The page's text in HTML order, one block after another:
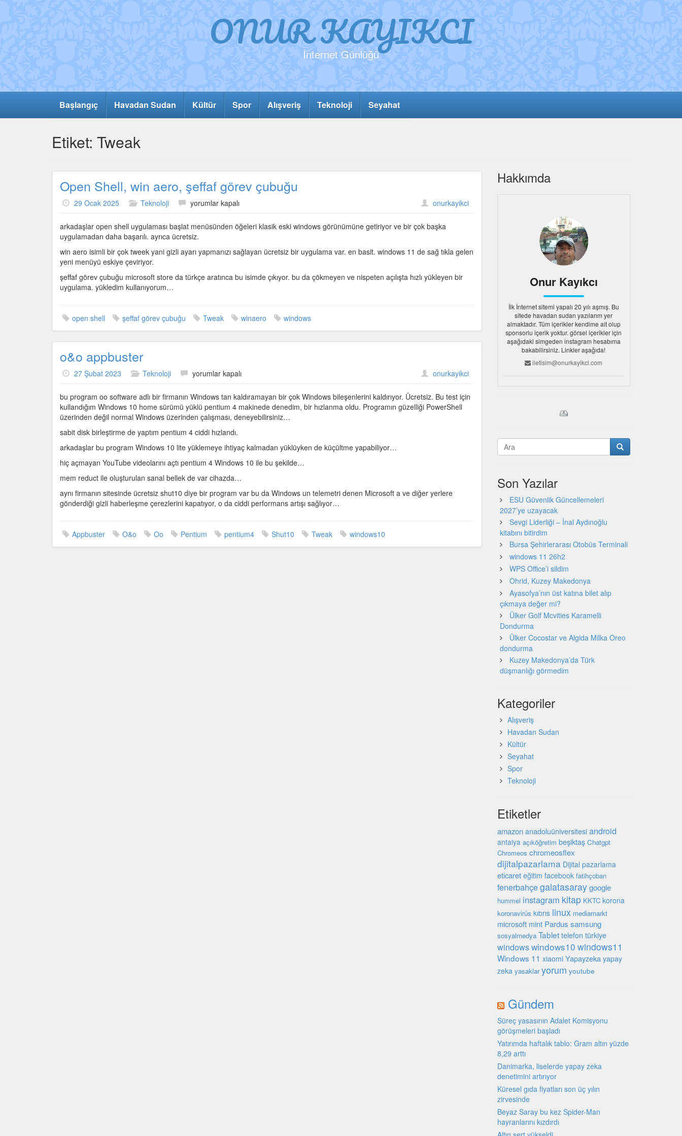
ONUR KAYIKCI
İnternet Günlüğü
Başlangıç Havadan Sudan Kültür Spor Alışveriş Teknoloji Seyahat
Etiket: Tweak
Open Shell, win aero, şeffaf görev çubuğu
29 Ocak 2025 Teknoloji
Open
win
aero,
görev
için
yorumlar kapalı onurkayikci
arkadaşlar open shell uygulaması başlat menüsünden öğeleri klasik eski windows görünümüne getiriyor ve bir çok başka
uygulamadan daha başarılı. ayrıca ücretsiz.
win aero isimli bir çok tweek yani gizli ayarı yapmanızı sağlayan ücretsiz bir uygulama var. en basit. windows 11 de sağ tıkla gelen
yeni menüyü eskiye çeviriyor.
şeffaf görev çubuğu microsoft store da türkçe aratınca bu isimde çıkıyor. bu da çökmeyen ve nispeten açılışta hızlı yükleyen bir
uygulama. yükledim kullanıyorum…
open shell şeffaf görev çubuğu Tweak winaero windows
o&o appbuster
27 Şubat 2023 Teknoloji
o&o
için
yorumlar kapalı onurkayikci
bu program oo software adlı bir firmanın Windows tan kaldıramayan bir çok Windows bileşenlerini kaldırıyor. Ücretsiz. Bu test için
kullandığım Windows 10 home sürümü yüklü pentium 4 makinede denedim, bir hızlanma oldu. Programın güzelliği PowerShell
üzerinden değil normal Windows üzerinden çalışması, deneyebilirsiniz…
sabit disk birleştirme de yaptım pentium 4 ciddi hızlandı.
arkadaşlar bu program Windows 10 lite yüklemeye ihtiyaç kalmadan yüklüyken de küçültme yapabiliyor…
hiç açmayan YouTube videolarını açtı pentium 4 Windows 10 ile bu şekilde…
mem reduct ile oluşturulan sanal bellek de var cihazda…
aynı firmanın sitesinde ücretsiz shut10 diye bir program var bu da Windows un telemetri denen Microsoft a ve diğer yerlere
gönderdiği gizli haberleşme çerezlerini kapatıyor, o da ciddi performans artışı sağlıyor…
Appbuster O&o Oo Pentium pentium4 Shut10 Tweak windows10
Hakkımda
Onur Kayıkcı
İlk İnternet sitemi yapalı 20 yılı aşmış. Bu
sitede havadan sudan yazılarım yer
almaktadır. Tüm içerikler kendime ait olup
sponsorlu içerik yoktur. görsel içerikler için
aşağıdaki simgeden instagram hesabıma
bakabilirsiniz. Linkler aşağıda!
iletisim@onurkayikci.com
Son Yazılar
ESU Güvenlik Güncellemeleri
2027’ye uzayacak
Sevgi Liderliği – İnal Aydınoğlu
kitabını bitirdim
Bursa Şehirlerarası Otobüs Terminali
windows 11 26h2
WPS Office’i sildim
Ohrid, Kuzey Makedonya
Ayasofya’nın üst katına bilet alıp
çıkmaya değer mi?
Ülker Golf Mcvities Karamelli
Dondurma
Ülker Cocostar ve Algida Milka Oreo
dondurma
Kuzey Makedonya’da Türk
düşmanlığı görmedim
Kategoriler
Alışveriş
Havadan Sudan
Kültür
Seyahat
Spor
Teknoloji
Etiketler
amazon anadoluüniversitesi android
antalya açıköğretim beşiktaş Chatgpt
Chromeos chromeosflex
dijitalpazarlama Dijital pazarlama
eticaret eğitim facebook fatihçoban
fenerbahçegalatasaray google
hummel instagram kitap KKTC korona
koronavirüs kıbrıs linux mediamarkt
microsoft mint Pardus samsung
sosyalmedya Tablet telefon türkiye
windowswindows10 windows11
Windows 11 xiaomi Yapayzeka yapay
zeka yasaklar yorum youtube
Gündem
Süreç yasasının Adalet Komisyonu
görüşmeleri başladı
Yatırımda haftalık tablo: Gram altın yüzde
8,29 arttı
Danimarka, liselerde yapay zeka
denetimini artırıyor
Küresel gıda fiyatları son üç yılın
zirvesinde
Beyaz Saray bu kez Spider-Man
hayranlarını kızdırdı